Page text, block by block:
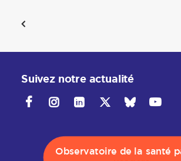
Suivez notre actualité
Observatoire de la santé